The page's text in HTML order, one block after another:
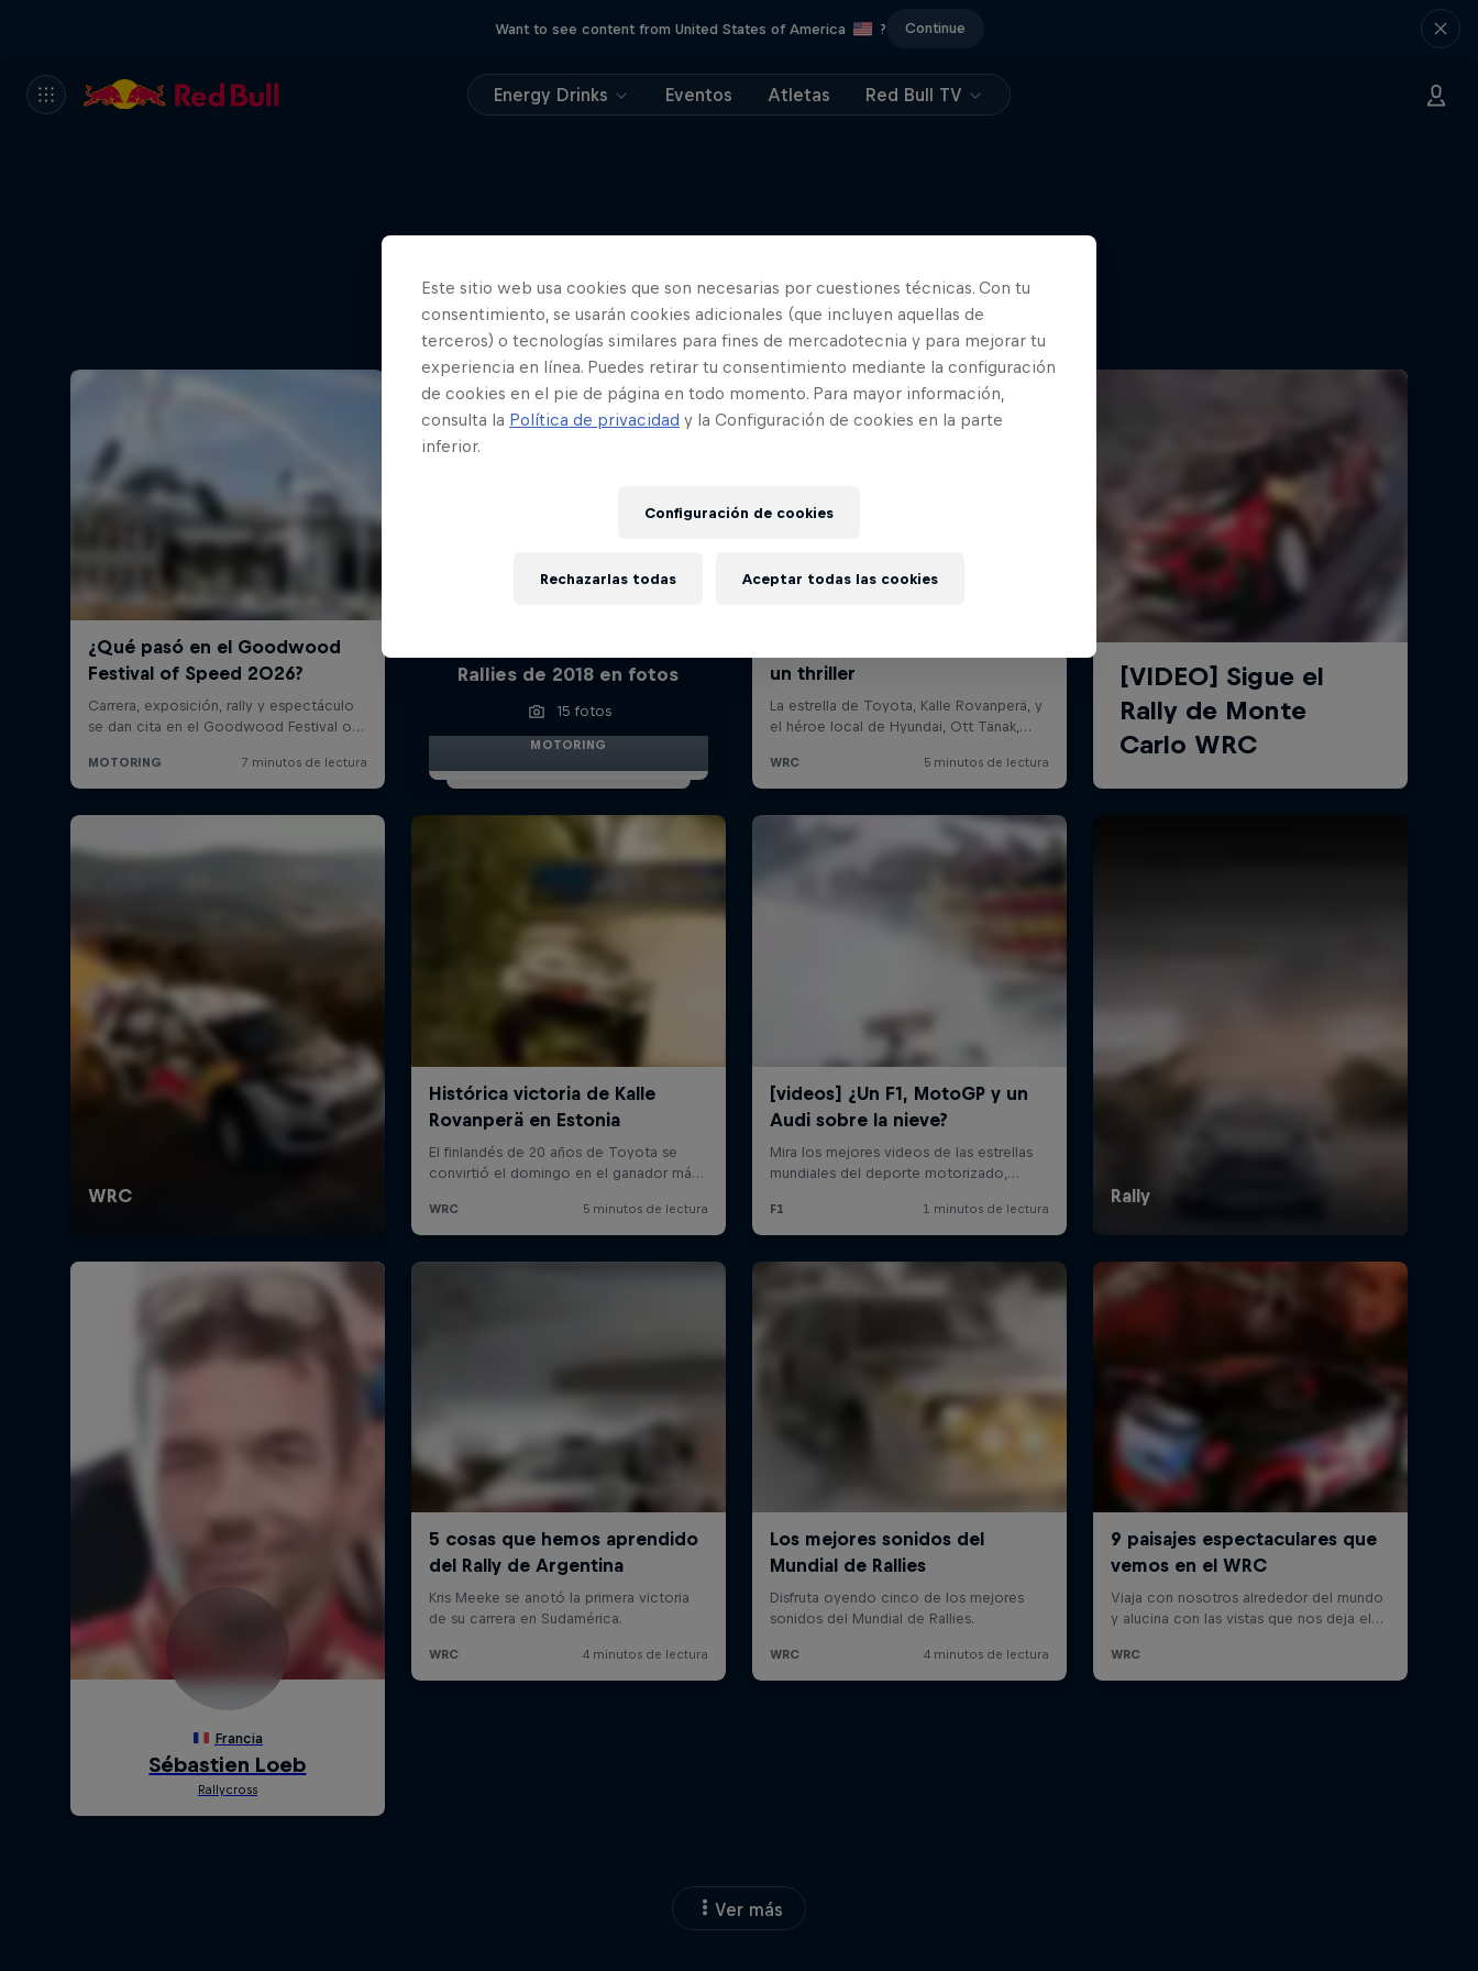
Want to see content from United States of America ? Continue
Energy Drinks Eventos Atletas Red Bull TV
Más contenidos similares
Rallies de 2018 en fotos
15 fotos
MOTORING
Ver más
Este sitio web usa cookies que son necesarias por cuestiones técnicas. Con tu
consentimiento, se usarán cookies adicionales (que incluyen aquellas de
terceros) o tecnologías similares para fines de mercadotecnia y para mejorar tu
experiencia en línea. Puedes retirar tu consentimiento mediante la configuración
de cookies en el pie de página en todo momento. Para mayor información,
consulta la Política de privacidad y la Configuración de cookies en la parte
inferior.
Configuración de cookies
Rechazarlas todas Aceptar todas las cookies